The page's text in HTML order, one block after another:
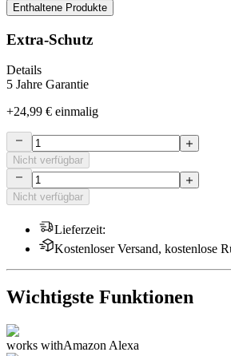
Enthaltene Produkte
Extra-Schutz
Details
5 Jahre Garantie
+24,99 € einmalig
Nicht verfügbar
Nicht verfügbar
Lieferzeit:
Kostenloser Versand, kostenlose
Wichtigste Funktionen
works withAmazon Alexa